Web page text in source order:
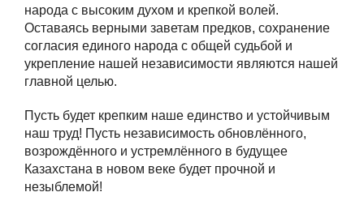
народа с высоким духом и крепкой волей.
Оставаясь верными заветам предков, сохранение
согласия единого народа с общей судьбой и
укрепление нашей независимости являются нашей
главной целью.
Пусть будет крепким наше единство и устойчивым
наш труд! Пусть независимость обновлённого,
возрождённого и устремлённого в будущее
Казахстана в новом веке будет прочной и
незыблемой!